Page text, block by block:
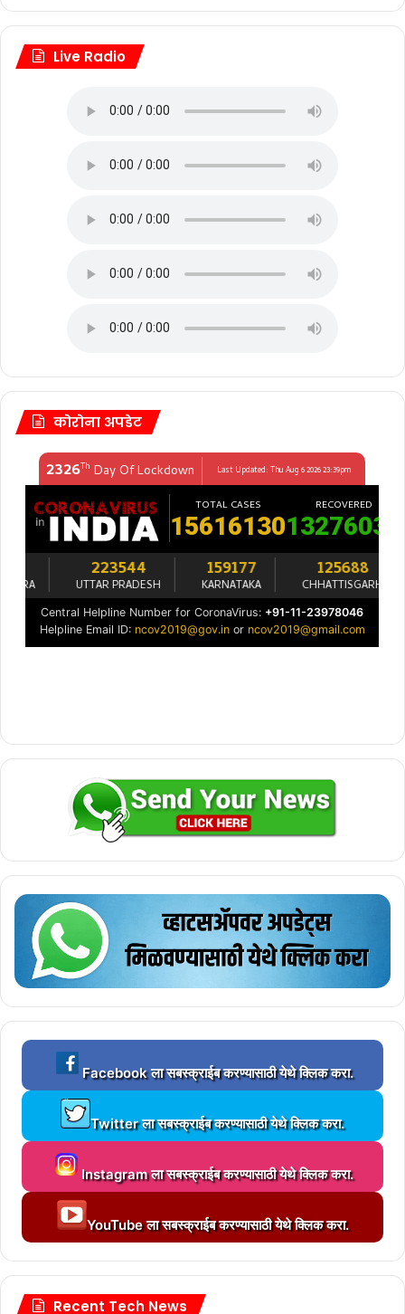
Live Radio
कोरोना अपडेट
L
o
a
n
g
.
Facebook ला सबस्क्राईब करण्यासाठी येथे क्लिक करा.
L
o
a
d
n
g
.
.
.
Twitter ला सबस्क्राईब करण्यासाठी येथे क्लिक करा.
L
o
a
g
.
Instagram ला सबस्क्राईब करण्यासाठी येथे क्लिक करा.
L
o
a
d
n
YouTube ला सबस्क्राईब करण्यासाठी येथे क्लिक करा.
Recent Tech News